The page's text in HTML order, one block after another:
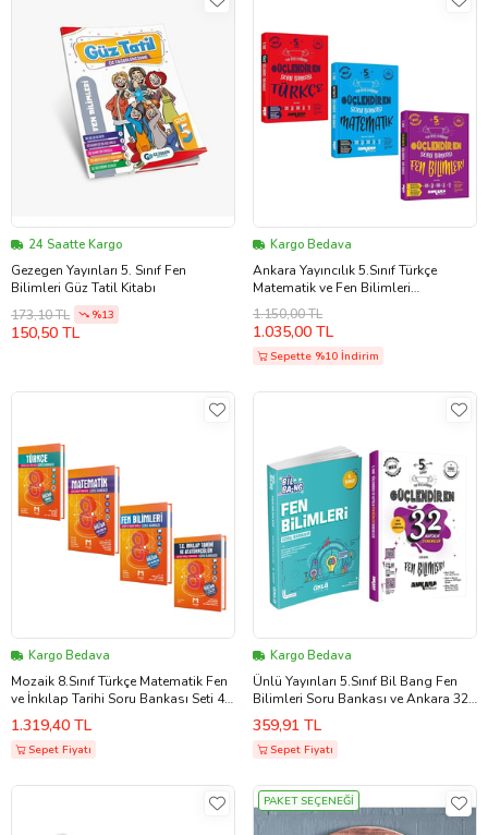
24 Saatte Kargo
Gezegen Yayınları 5. Sınıf Fen
Bilimleri Güz Tatil Kitabı
173,10 TL
%13
150,50 TL
Kargo Bedava
Ankara Yayıncılık 5.Sınıf Türkçe
Matematik ve Fen Bilimleri
Güçlendiren Soru Bankası Seti 3
Kitap
1.150,00 TL
1.035,00 TL
Sepette %10 İndirim
Kargo Bedava
Mozaik 8.Sınıf Türkçe Matematik Fen
ve İnkılap Tarihi Soru Bankası Seti 4
Kitap
1.319,40 TL
Sepet Fiyatı
Kargo Bedava
Ünlü Yayınları 5.Sınıf Bil Bang Fen
Bilimleri Soru Bankası ve Ankara 32
Haftalık Deneme Seti 2 Kitap
359,91 TL
Sepet Fiyatı
PAKET SEÇENEĞİ